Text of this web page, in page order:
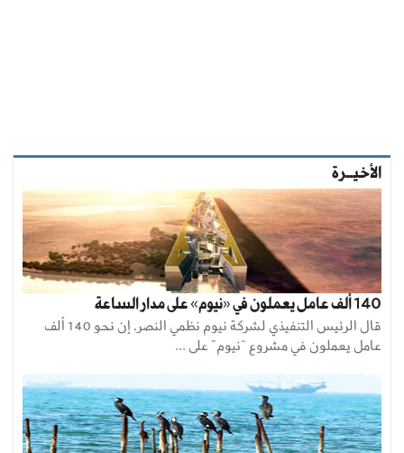
الأخيــرة
140 ألف عامل يعملون في «نيوم» على مدار الساعة
قال الرئيس التنفيذي لشركة نيوم نظمي النصر، إن نحو 140 ألف
عامل يعملون في مشروع “نيوم” على ...